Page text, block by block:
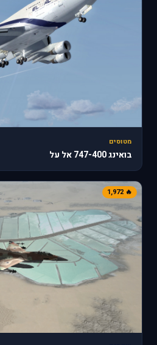
מטוסים
בואינג 747-400 אל על
🔥 1,972